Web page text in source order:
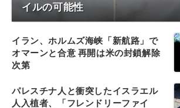
イルの可能性
イラン、ホルムズ海峡「新航路」で
オマーンと合意 再開は米の封鎖解除
次第
パレスチナ人と衝突したイスラエル
人入植者、「フレンドリーファイ